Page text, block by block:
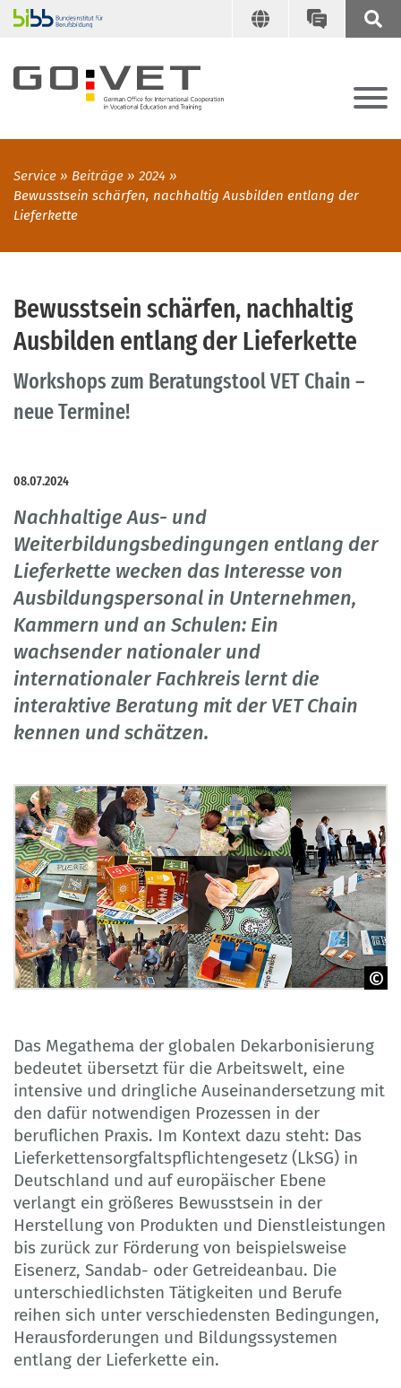
Service Beiträge
2024
Bewusstsein schärfen, nachhaltig Ausbilden entlang der
Lieferkette
Bewusstsein schärfen, nachhaltig
Ausbilden entlang der Lieferkette
Workshops zum Beratungstool VET Chain –
neue Termine!
08.07.2024
Nachhaltige Aus- und
Weiterbildungsbedingungen entlang der
Lieferkette wecken das Interesse von
Ausbildungspersonal in Unternehmen,
Kammern und an Schulen: Ein
wachsender nationaler und
internationaler Fachkreis lernt die
interaktive Beratung mit der VET Chain
kennen und schätzen.
Das Megathema der globalen Dekarbonisierung
bedeutet übersetzt für die Arbeitswelt, eine
intensive und dringliche Auseinandersetzung mit
den dafür notwendigen Prozessen in der
beruflichen Praxis. Im Kontext dazu steht: Das
Lieferkettensorgfaltspflichtengesetz (LkSG) in
Deutschland und auf europäischer Ebene
verlangt ein größeres Bewusstsein in der
Herstellung von Produkten und Dienstleistungen
bis zurück zur Förderung von beispielsweise
Eisenerz, Sandab- oder Getreideanbau. Die
unterschiedlichsten Tätigkeiten und Berufe
reihen sich unter verschiedensten Bedingungen,
Herausforderungen und Bildungssystemen
entlang der Lieferkette ein.